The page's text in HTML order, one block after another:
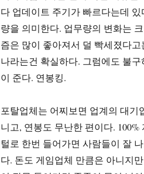
다 업데이트 주기가 빠르다는데
량을 의미한다. 업무량의 변화는
즘은 많이 좋아져서 덜 빡세졌다
나라는건 확실하다. 그럼에도 불
이 준다. 연봉킹.
포탈업체는 어찌보면 업계의 대
니고, 연봉도 무난한 편이다.
털로 한번 들어가면 사람들이 잘
다. 돈도 게임업체 만큼은 아니지